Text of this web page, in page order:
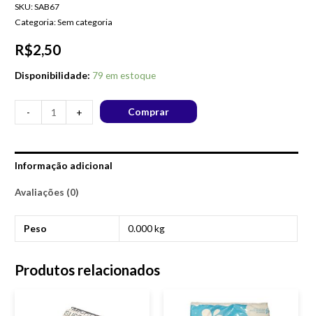
SKU:SAB67
Categoria:Sem categoria
R$2,50
Disponibilidade: 79 em estoque
- + Comprar
Informação adicional
Avaliações (0)
Peso 0.000 kg
Produtos relacionados